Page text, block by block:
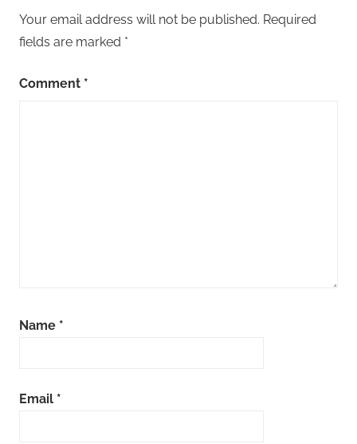
Your email address will not be published. Required
fields are marked *
Comment *
Name *
Email *